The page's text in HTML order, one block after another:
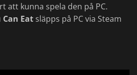
att kunna spela den på PC.
Eat släpps på PC via Steam